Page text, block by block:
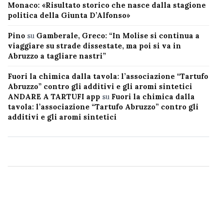
Monaco: «Risultato storico che nasce dalla stagione
politica della Giunta D’Alfonso»
Pino su Gamberale, Greco: “In Molise si continua a
viaggiare su strade dissestate, ma poi si va in
Abruzzo a tagliare nastri”
Fuori la chimica dalla tavola: l’associazione “Tartufo
Abruzzo” contro gli additivi e gli aromi sintetici
ANDARE A TARTUFI app su Fuori la chimica dalla
tavola: l’associazione “Tartufo Abruzzo” contro gli
additivi e gli aromi sintetici